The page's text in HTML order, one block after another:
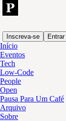
Inscreva-se
Entrar
Início
Eventos
Tech
Low-Code
People
Open
Pausa Para Um Café
Arquivo
Sobre
Sitemap
Desmistificando
impacto do DREX
💎 Educação é a